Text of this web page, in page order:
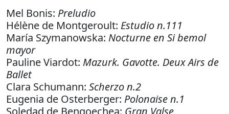
Mel Bonis: Preludio
Hélène de Montgeroult: Estudio n.111
María Szymanowska: Nocturne en Si bemol
mayor
Pauline Viardot: Mazurk. Gavotte. Deux Airs de
Ballet
Clara Schumann: Scherzo n.2
Eugenia de Osterberger: Polonaise n.1
Soledad de Bengoechea: Gran Valse